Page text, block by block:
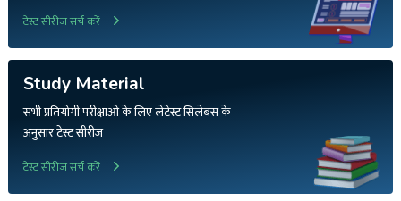
टेस्ट सीरीज सर्च करें
Study Material
सभी प्रतियोगी परीक्षाओं के लिए लेटेस्ट सिलेबस के
अनुसार टेस्ट सीरीज
टेस्ट सीरीज सर्च करें